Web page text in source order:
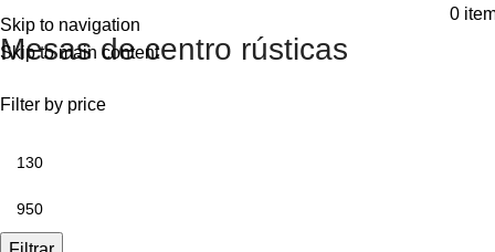
Skip to navigation
Skip to main content
⚡REALIZAMOS ENVÍOS A TODA ESPAÑA⚡ 0
Mesas de centro rústicas
Filter by price